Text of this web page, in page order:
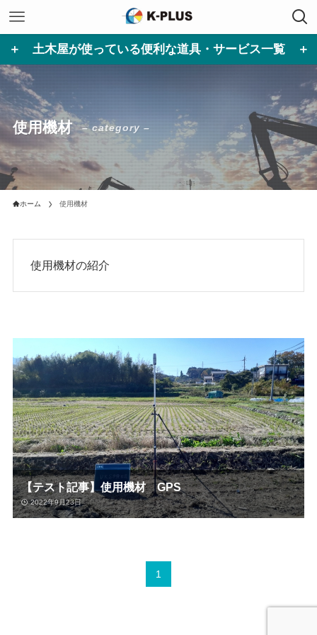
＋ 土木屋が使っている便利な道具・サービス一覧 ＋
使用機材 – category –
ホーム 使用機材
使用機材の紹介
【テスト記事】使用機材 GPS
2022年9月23日
1